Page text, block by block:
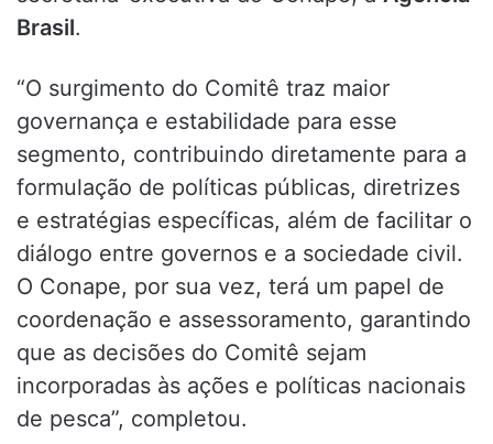
Brasil.
“O surgimento do Comitê traz maior
governança e estabilidade para esse
segmento, contribuindo diretamente para a
formulação de políticas públicas, diretrizes
e estratégias específicas, além de facilitar o
diálogo entre governos e a sociedade civil.
O Conape, por sua vez, terá um papel de
coordenação e assessoramento, garantindo
que as decisões do Comitê sejam
incorporadas às ações e políticas nacionais
de pesca”, completou.